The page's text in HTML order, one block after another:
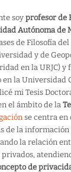
soy profesor de
Autónoma de
de Filosofía del
y de
en la URJC) y
la Universidad
mi Tesis
el ámbito de la
se centra en
de la información
la relación
de